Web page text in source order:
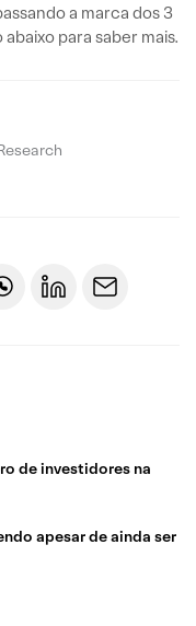
a marca dos 3
para saber mais.
de investidores na
apesar de ainda ser